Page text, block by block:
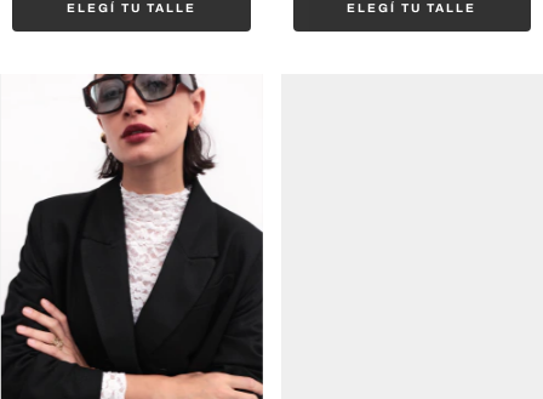
ELEGÍ TU TALLE ELEGÍ TU TALLE